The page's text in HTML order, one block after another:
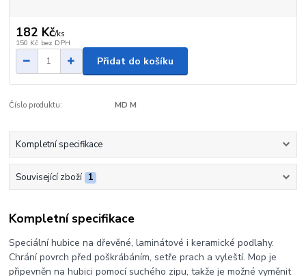
182 Kč/ks
150 Kč bez DPH
Přidat do košíku
Číslo produktu: MD M
Kompletní specifikace
Související zboží 1
Kompletní specifikace
Speciální hubice na dřevěné, laminátové i keramické podlahy.
Chrání povrch před poškrábáním, setře prach a vyleští. Mop je
připevněn na hubici pomocí suchého zipu, takže je možné vyměnit